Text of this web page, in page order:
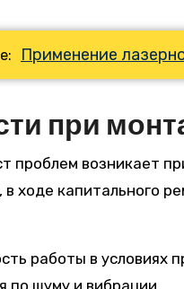
Применение
при
проблем возникает
ходе капитального
работы в условиях
по шуму и вибрации.